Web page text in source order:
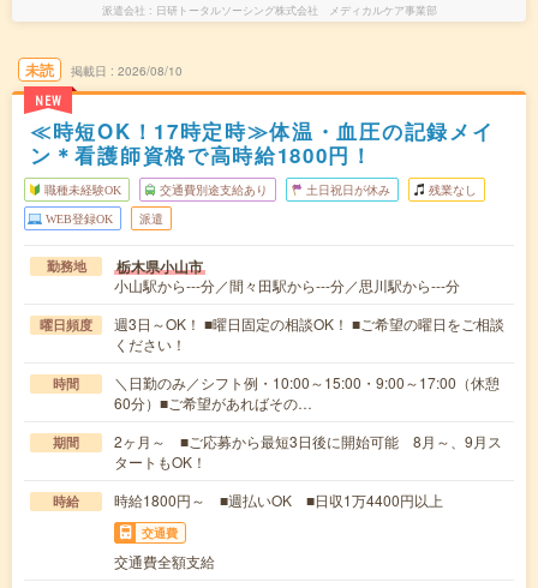
派遣会社 日研トータルソーシング株式会社 メディカルケア事業部
未読
NEW
掲載日 2026/08/10
≪時短OK！17時定時≫体温・血圧の記録メイ
ン＊看護師資格で高時給1800円！
職種未経験OK 交通費別途支給あり 土日祝日が休み 残業なし
WEB登録OK 派遣
勤務地 栃木県小山市
小山駅から---分／間々田駅から---分／思川駅から---分
曜日頻度
週3日～OK！ ■曜日固定の相談OK！ ■ご希望の曜日をご相談
ください！
時間
＼日勤のみ／シフト例・10:00～15:00・9:00～17:00（休憩
60分）■ご希望があればその…
期間
2ヶ月～ ■ご応募から最短3日後に開始可能 8月～、9月ス
タートもOK！
時給 時給1800円～ ■週払いOK ■日収1万4400円以上
交通費
交通費全額支給